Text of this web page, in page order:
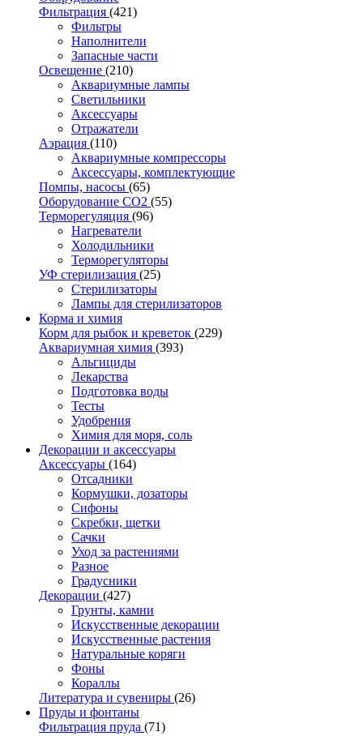
Фильтрация (421)
Фильтры
Наполнители
Запасные части
Освещение (210)
Аквариумные лампы
Светильники
Аксессуары
Отражатели
Аэрация (110)
Аквариумные компрессоры
Аксессуары, комплектующие
Помпы, насосы (65)
Оборудование CO2 (55)
Терморегуляция (96)
Нагреватели
Холодильники
Терморегуляторы
УФ стерилизация (25)
Стерилизаторы
Лампы для стерилизаторов
Корма и химия
Корм для рыбок и креветок (229)
Аквариумная химия (393)
Альгициды
Лекарства
Подготовка воды
Тесты
Удобрения
Химия для моря, соль
Декорации и аксессуары
Аксессуары (164)
Отсадники
Кормушки, дозаторы
Сифоны
Скребки, щетки
Сачки
Уход за растениями
Разное
Градусники
Декорации (427)
Грунты, камни
Искусственные декорации
Искусственные растения
Натуральные коряги
Фоны
Кораллы
Литература и сувениры (26)
Пруды и фонтаны
Фильтрация пруда (71)